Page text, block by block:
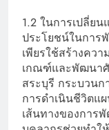
1.2 ในการเปลี่ย
ประโยชน์ในกา
เพียรใช้สร้างคว
เกณฑ์และพัฒนา
สระบุรี กระบวน
การดำเนินชีวิตแ
เส้นทางของการ